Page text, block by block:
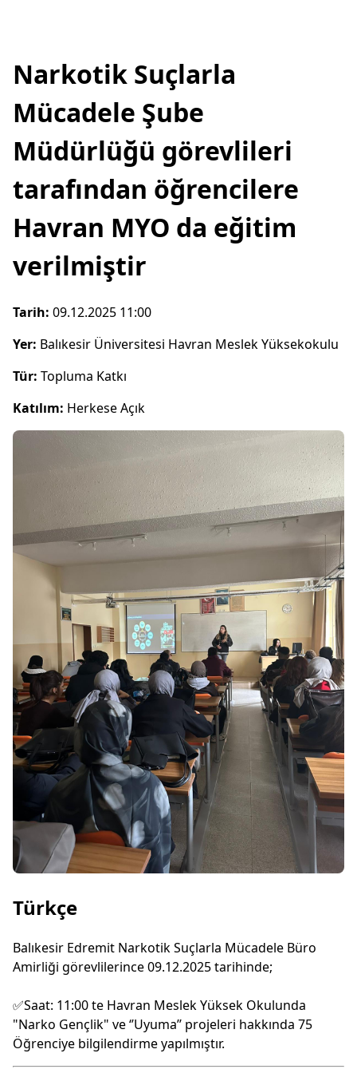
Narkotik Suçlarla
Mücadele Şube
Müdürlüğü görevlileri
tarafından öğrencilere
Havran MYO da eğitim
verilmiştir
Tarih: 09.12.2025 11:00
Yer: Balıkesir Üniversitesi Havran Meslek Yüksekokulu
Tür: Topluma Katkı
Katılım: Herkese Açık
Türkçe
Balıkesir Edremit Narkotik Suçlarla Mücadele Büro
Amirliği görevlilerince 09.12.2025 tarihinde;
✅Saat: 11:00 te Havran Meslek Yüksek Okulunda
"Narko Gençlik" ve ‘’Uyuma’’ projeleri hakkında 75
Öğrenciye bilgilendirme yapılmıştır.